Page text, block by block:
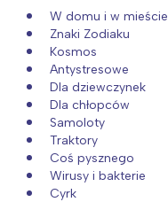
W domu i w mieście
Znaki Zodiaku
Kosmos
Antystresowe
Dla dziewczynek
Dla chłopców
Samoloty
Traktory
Coś pysznego
Wirusy i bakterie
Cyrk